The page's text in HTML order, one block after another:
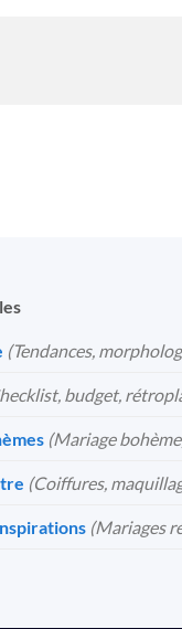
(Tendances,
budget,
(Mariage
(Coiffures,
(Mariages